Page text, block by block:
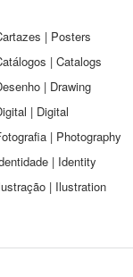
| Posters
| Catalogs
| Drawing
| Digital
| Photography
| Identity
| Ilustration